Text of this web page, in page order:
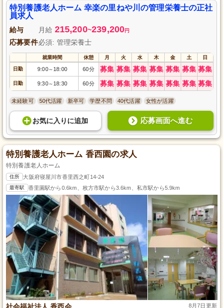
ます。
特別養護老人ホーム 幸楽の里ねや川の管理栄養士の正社
員求人
給与 月給 215,200~239,200円
応募要件必須: 管理栄養士
就業時間 休憩 月 火 水 木 金 土 日
日勤 9:00～ 18:00 60分 募集 募集 募集 募集 募集 募集 募集
日勤 9:30～ 18:30 60分 募集 募集 募集 募集 募集 募集 募集
未経験可 50代活躍 新卒可 学歴不問 40代活躍 女性が活躍
お気に入り に追加 応募画面へ進む
特別養護老人ホーム 香西園の求人
特別養護老人ホーム
住所 大阪府寝屋川市香里西之町14-24
最寄駅 香里園駅から0.6km、枚方市駅から3.6km、私市駅から5.9km
8月7日更新